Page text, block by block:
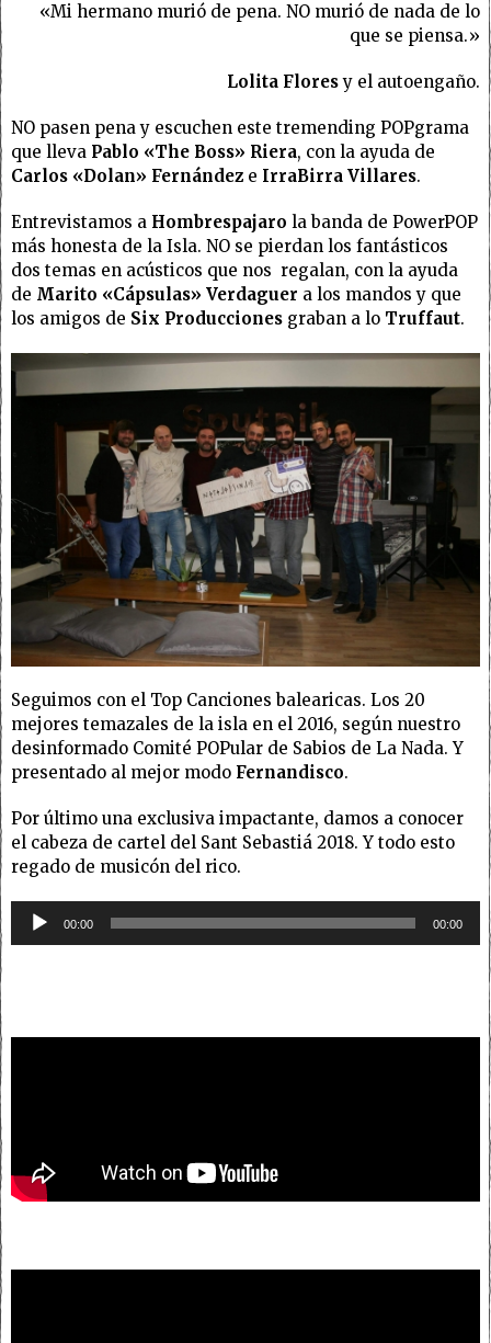
«Mi hermano murió de pena. NO murió de nada de lo
que se piensa.»
Lolita Floresy el autoengaño.
NO pasen pena y escuchen este tremending POPgrama
que lleva Pablo «The Boss» Riera, con la ayuda de
Carlos «Dolan» Fernández e IrraBirra Villares.
Entrevistamos a Hombrespajaro la banda de PowerPOP
más honesta de la Isla. NO se pierdan los fantásticos
dos temas en acústicos que nos regalan, con la ayuda
de Marito «Cápsulas» Verdaguer a los mandos y que
los amigos de Six Producciones graban a lo Truffaut.
Seguimos con el Top Canciones balearicas. Los 20
mejores temazales de la isla en el 2016, según nuestro
desinformado Comité POPular de Sabios de La Nada. Y
presentado al mejor modo Fernandisco.
Por último una exclusiva impactante, damos a conocer
el cabeza de cartel del Sant Sebastiá 2018. Y todo esto
regado de musicón del rico.
Reproductor
00:00 00:00